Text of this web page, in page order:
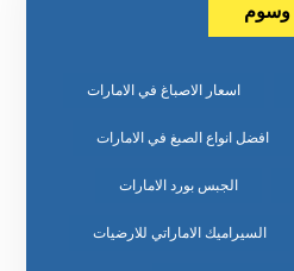
وسوم
اسعار الاصباغ في الامارات
افضل انواع الصبغ في الامارات
الجبس بورد الامارات
السيراميك الاماراتي للارضيات